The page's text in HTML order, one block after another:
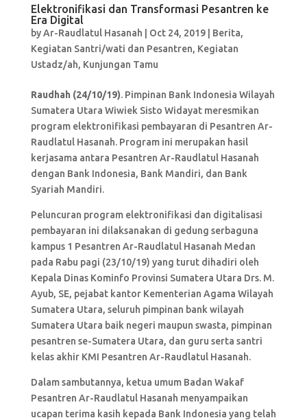
Elektronifikasi dan Transformasi Pesantren ke
Era Digital
byAr-Raudlatul Hasanah Oct 24, 2019| Berita,
Kegiatan Santri/wati dan Pesantren, Kegiatan
Ustadz/ah, Kunjungan Tamu
Raudhah (24/10/19). Pimpinan Bank Indonesia Wilayah
Sumatera Utara Wiwiek Sisto Widayat meresmikan
program elektronifikasi pembayaran di Pesantren Ar-
Raudlatul Hasanah. Program ini merupakan hasil
kerjasama antara Pesantren Ar-Raudlatul Hasanah
dengan Bank Indonesia, Bank Mandiri, dan Bank
Syariah Mandiri.
Peluncuran program elektronifikasi dan digitalisasi
pembayaran ini dilaksanakan di gedung serbaguna
kampus 1 Pesantren Ar-Raudlatul Hasanah Medan
pada Rabu pagi (23/10/19) yang turut dihadiri oleh
Kepala Dinas Kominfo Provinsi Sumatera Utara Drs. M.
Ayub, SE, pejabat kantor Kementerian Agama Wilayah
Sumatera Utara, seluruh pimpinan bank wilayah
Sumatera Utara baik negeri maupun swasta, pimpinan
pesantren se-Sumatera Utara, dan guru serta santri
kelas akhir KMI Pesantren Ar-Raudlatul Hasanah.
Dalam sambutannya, ketua umum Badan Wakaf
Pesantren Ar-Raudlatul Hasanah menyampaikan
ucapan terima kasih kepada Bank Indonesia yang telah